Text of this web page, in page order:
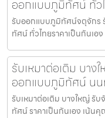
ออกแบบภูมิทัศน์ ทั่ว
รับออกแบบภูมิทัศน์จตุจักร
ทัศน์ ทั่วไทยราคาเป็นกันเ
รับเหมาต่อเติม บา
ออกแบบภูมิทัศน์ น
รับเหมาต่อเติม บางใหญ่
ทัศน์ ราคาเป็นกันเอง เน้น